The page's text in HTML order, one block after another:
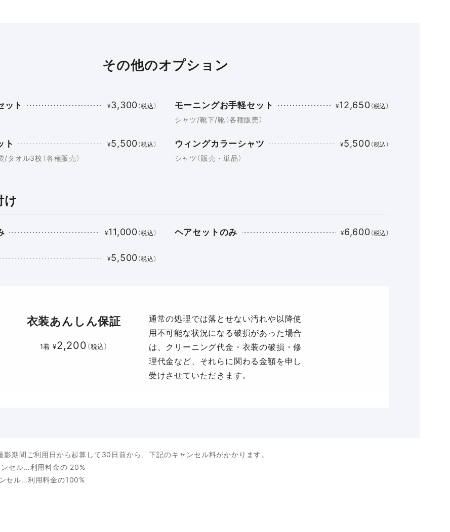
その他のオプション
ット ¥3,300 （税込） モーニングお手軽セット ¥12,650 （税込）
シャツ/靴下/靴（各種販売）
ト ¥5,500 （税込）
タオル3枚（各種販売）
ウィングカラーシャツ ¥5,500 （税込）
シャツ（販売・単品）
け
¥11,000 （税込） ヘアセットのみ ¥6,600 （税込）
¥5,500 （税込）
衣装あんしん保証
1着 ¥2,200 （税込）
通常の処理では落とせない汚れや以降使
用不可能な状況になる破損があった場合
は、クリーニング代金・衣装の破損・修
理代金など、それらに関わる金額を申し
受けさせていただきます。
影期間ご利用日から起算して30日前から、下記のキャンセル料がかかります。
セル…利用料金の 20%
セル…利用料金の100%